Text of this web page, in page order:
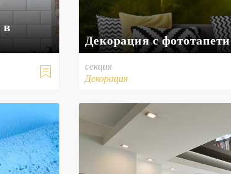
в

Декорация с фототапети
секция
Декорация